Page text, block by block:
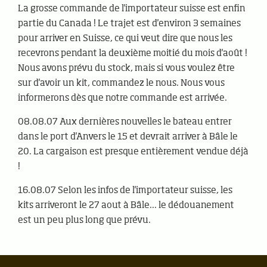
La grosse commande de l'importateur suisse est enfin
partie du Canada ! Le trajet est d'environ 3 semaines
pour arriver en Suisse, ce qui veut dire que nous les
recevrons pendant la deuxième moitié du mois d'août !
Nous avons prévu du stock, mais si vous voulez être
sur d'avoir un kit, commandez le nous. Nous vous
informerons dès que notre commande est arrivée.
08.08.07 Aux dernières nouvelles le bateau entrer
dans le port d'Anvers le 15 et devrait arriver à Bâle le
20. La cargaison est presque entièrement vendue déjà
!
16.08.07 Selon les infos de l'importateur suisse, les
kits arriveront le 27 aout à Bâle... le dédouanement
est un peu plus long que prévu.